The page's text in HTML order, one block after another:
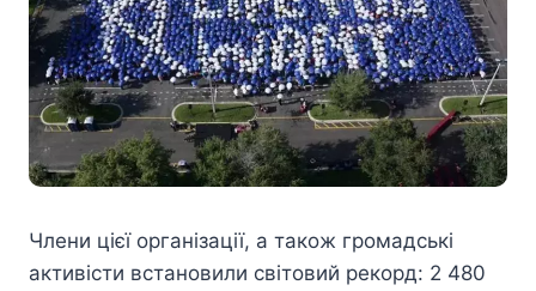
Члени цієї організації, а також громадські
активісти встановили світовий рекорд: 2 480